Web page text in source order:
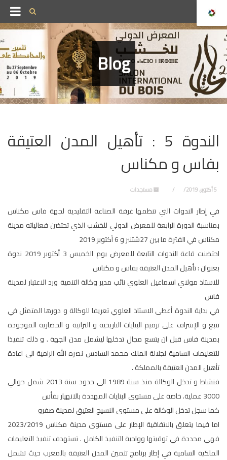
Blog
الندوة 5 : تأهيل المدن العتيقة
بفاس و مكناس
5 أكتوبر، 2019 مستجدات
في إطار الندوات التي تنظمها غرفة الصناعة التقليدية لجهة فاس مكناس
بمناسبة الدورة الرابعة للمعرض الدولي للخشب الذي تحتضن فعالياته مدينة
مكناس في الفترة ما بين 27شتنبر و 6 أكتوبر 2019
احتضنت قاعة الندوات التابعة للمعرض يوم الخميس 3 أكتوبر 2019 ندوة
بعنوان : تأهيل المدن العتيقة بفاس و مكناس
للاستاذ مولاي اسماعيل العلوي نائب مدير وكالة التنمية ورد الاعتبار لمدينة
فاس
في بداية الندوة أعطى الاستاذ العلوي تعريفا للوكالة و دورها المتمثل في
تتبع و الإشراف على ترميم البنايات التاريخية و التراثية و الحضارية الموجودة
بمدينة فاس قبل ان يتسع مجال تدخلها ليشمل مدن الجهة . و ذلك تنفيذا
للتعليمات السامية لجلالة الملك محمد السادس نصره الله الرامية الى اعادة
تأهيل المدن العتيقة بالمملكة .
فنشاط و تدخل الوكالة منذ سنة 1989 الى حدود سنة 2013 شمل حوالي
3000 عملية. خاصة على مستوى البنايات المهددة بالانهيار بفأس
كما سجل تدخل الوكالة على مستوى النسيج العتيق لمدينة صفرو
اما فيما يتعلق بالاتفاقية الإطار على مستوى مدينة مكناس 2023/2019
فهي محددة في توقيتها وواجبة التنفيذ الكامل . تستهدف تنفيذ التعليمات
الملكية السامية في إطار برنامج تثمين المدن العتيقة بالمغرب حيث تشمل